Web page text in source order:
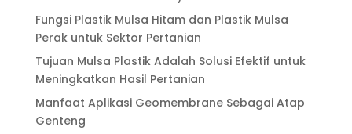
Fungsi Plastik Mulsa Hitam dan Plastik Mulsa
Perak untuk Sektor Pertanian
Tujuan Mulsa Plastik Adalah Solusi Efektif untuk
Meningkatkan Hasil Pertanian
Manfaat Aplikasi Geomembrane Sebagai Atap
Genteng